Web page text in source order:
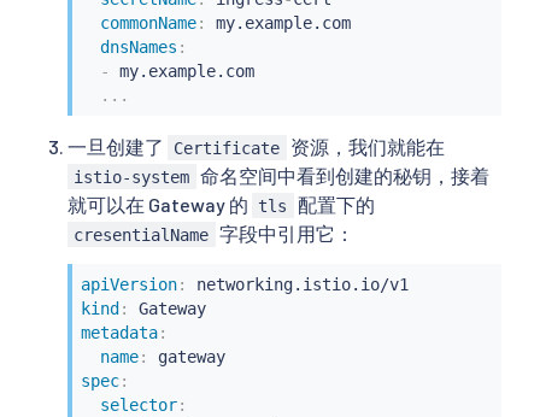
commonName:
my.example.com
dnsNames :
-
my.example.com
...
一旦创建了 Certificate 资源，我们就能在
istio-system 命名空间中看到创建的秘钥，接着
就可以在 Gateway 的
tls 配置下的
cresentialName 字段中引用它：
apiVersion:
kind :
Gateway
metadata:
name:
gateway
spec:
selector: